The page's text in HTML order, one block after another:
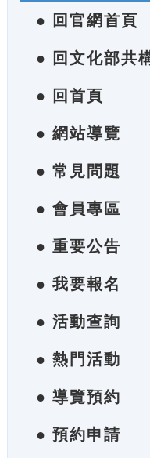
● 回官網首頁
● 回文化部共
● 回首頁
● 網站導覽
● 常見問題
● 會員專區
● 重要公告
● 我要報名
● 活動查詢
● 熱門活動
● 導覽預約
● 預約申請